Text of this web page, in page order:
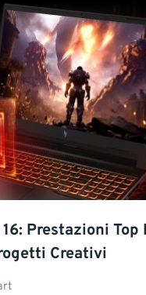
Prestazioni Top
Creativi